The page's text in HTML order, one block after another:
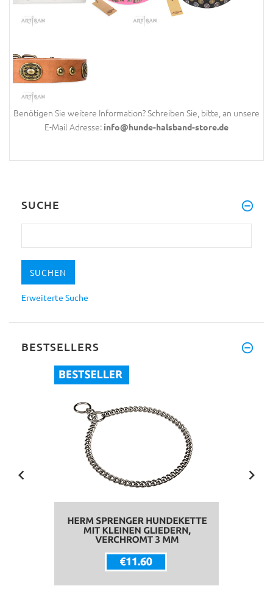
Benötigen Sie weitere Information? Schreiben Sie, bitte, an unsere
E-Mail Adresse: info@hunde-halsband-store.de
SUCHE
Erweiterte Suche
BESTSELLERS